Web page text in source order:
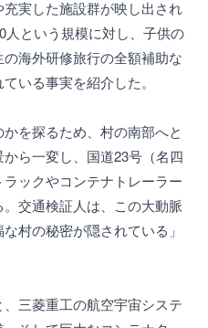
実した施設群が映し出され
人という規模に対し、子供の
海外研修旅行の全額補助な
いる事実を紹介した。
を探るため、村の南部へと
ら一変し、国道23号（名四
ックやコンテナトレーラー
交通検証人は、この大動脈
村の秘密が隠されている」
三菱重工の航空宇宙システ